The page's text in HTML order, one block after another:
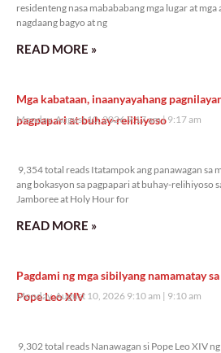
residenteng nasa mabababang mga lugar at
nagdaang bagyo at ng
READ MORE »
Mga kabataan, inaanyayahang
pagpapari at buhay-relihiyoso
Monday, August 10, 2026 9:17 am 9:17 am
9,354 total reads Itatampok ang panawagan sa
ang bokasyon sa pagpapari at buhay-relihiyoso
Jamboree at Holy Hour for
READ MORE »
Pagdami ng mga sibilyang namamatay
Pope Leo XIV
Monday, August 10, 2026 9:10 am 9:10 am
9,302 total reads Nanawagan si Pope Leo XIV